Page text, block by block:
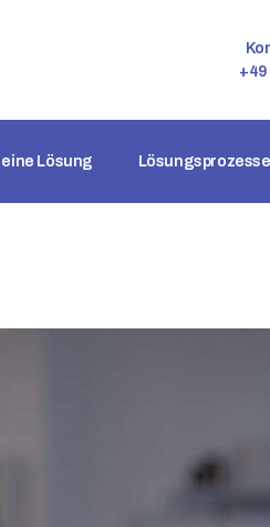
+49
eine Lösung Lösungsprozesse
ÜBER UNS
ES GIBT